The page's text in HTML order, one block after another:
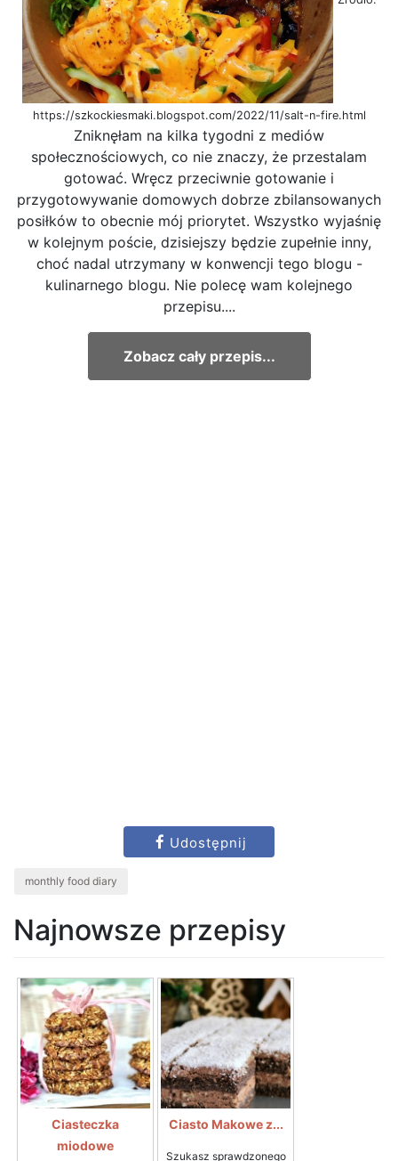
https://szkockiesmaki.blogspot.com/2022/11/salt-n-fire.html
Zniknęłam na kilka tygodni z mediów
społecznościowych, co nie znaczy, że przestalam
gotować. Wręcz przeciwnie gotowanie i
przygotowywanie domowych dobrze zbilansowanych
posiłków to obecnie mój priorytet. Wszystko wyjaśnię
w kolejnym poście, dzisiejszy będzie zupełnie inny,
choć nadal utrzymany w konwencji tego blogu -
kulinarnego blogu. Nie polecę wam kolejnego
przepisu....
Zobacz cały przepis...
Udostępnij
monthly food diary
Najnowsze przepisy
Ciasteczka
miodowe
Ciasto Makowe z...
Szukasz sprawdzonego